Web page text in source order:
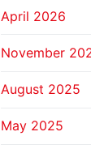
April 2026
November
August 2025
May 2025